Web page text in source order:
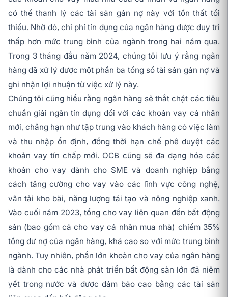
có thể thanh lý các tài sản gán nợ này với tổn thất tối
thiểu. Nhờ đó, chi phí tín dụng của ngân hàng được duy trì
thấp hơn mức trung bình của ngành trong hai năm qua.
Trong 3 tháng đầu năm 2024, chúng tôi lưu ý rằng ngân
hàng đã xử lý được một phần ba tổng số tài sản gán nợ và
ghi nhận lợi nhuận từ việc xử lý này.
Chúng tôi cũng hiểu rằng ngân hàng sẽ thắt chặt các tiêu
chuẩn giải ngân tín dụng đối với các khoản vay cá nhân
mới, chẳng hạn như tập trung vào khách hàng có việc làm
và thu nhập ổn định, đồng thời hạn chế phê duyệt các
khoản vay tín chấp mới. OCB cũng sẽ đa dạng hóa các
khoản cho vay dành cho SME và doanh nghiệp bằng
cách tăng cường cho vay vào các lĩnh vực công nghệ,
vận tải kho bãi, năng lượng tái tạo và nông nghiệp xanh.
Vào cuối năm 2023, tổng cho vay liên quan đến bất động
sản (bao gồm cả cho vay cá nhân mua nhà) chiếm 35%
tổng dư nợ của ngân hàng, khá cao so với mức trung bình
ngành. Tuy nhiên, phần lớn khoản cho vay của ngân hàng
là dành cho các nhà phát triển bất động sản lớn đã niêm
yết trong nước và được đảm bảo cao bằng các tài sản